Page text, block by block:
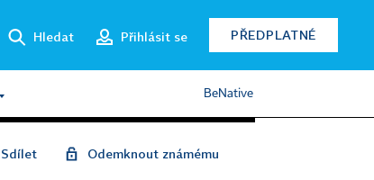
Hledat Přihlásit se PŘEDPLATNÉ
BeNative
Sdílet Odemknout známému